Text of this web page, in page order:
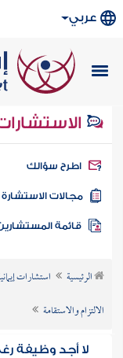
عربي
سؤالك
الاستشارة
الرئيسية استشارات
الالتزام والاستقامة
لا أجد وظيفة